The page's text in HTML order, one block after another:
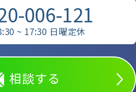
006-121
~ 17:30 日曜定休
相談する